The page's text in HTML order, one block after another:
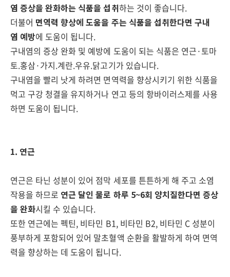
염 증상을 완화하는 식품을 섭취하는 것이 좋습니다.
더불어 면역력 향상에 도움을 주는 식품을 섭취한다면 구내
염 예방에 도움이 됩니다.
구내염의 증상 완화 및 예방에 도움이 되는 식품은 연근·토마
토.홍삼·가지.계란.우유.닭고기가 있습니다.
구내염을 빨리 낫게 하려면 면역력을 향상시키기 위한 식품을
먹고 구강 청결을 유지하거나 연고 등의 항바이러스제를 사용
하면 도움이 됩니다.
1. 연근
연근은 타닌 성분이 있어 점막 세포를 튼튼하게 해 주고 소염
작용을 하므로 연근 달인 물로 하루 5~6회 양치질한다면증상
을 완화시킬 수 있습니다.
또한 연근에는 펙틴, 비타민 B1, 비타민 B2, 비타민 C 성분이
풍부하게 포함되어 있어 말초혈액 순환을 활발하게 하여 면역
력을 향상하는 데 도움이 됩니다.